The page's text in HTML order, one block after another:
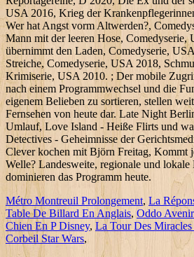
Métro Montreuil Prolongement, La
Table De Billard En Anglais,Oddo
Chien En P Disney, La Tour Des Miracles
Corbeil Star Wars,